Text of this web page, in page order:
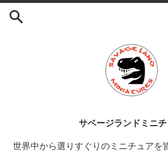
コ
サベージランドミニ
世界中から選りすぐりのミニチュアを